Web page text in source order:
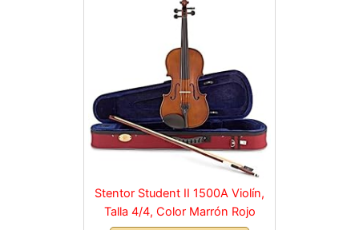
Stentor Student II 1500A Violín,
Talla 4/4, Color Marrón Rojo